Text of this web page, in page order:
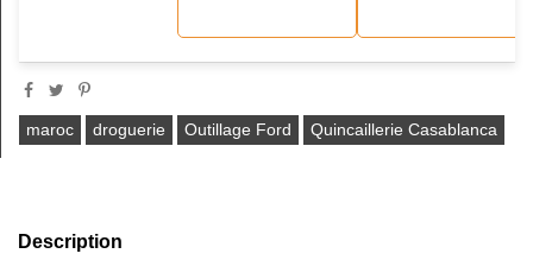
maroc droguerie Outillage Ford Quincaillerie Casablanca
Description